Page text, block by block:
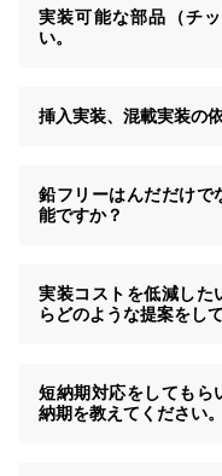
実装可能な部品（チ
い。
挿入実装、混載実装の
鉛フリーはんだだけで
能ですか？
実装コストを低減した
らどのような提案をし
短納期対応をしてもら
納期を教えてください。